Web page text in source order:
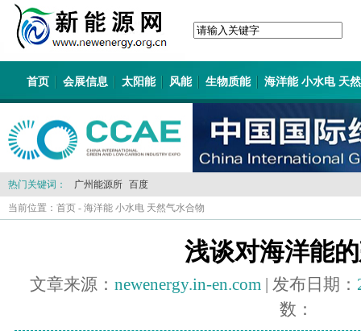
首页 会展信息 太阳能 风能 生物质能 海洋能 小水电 天
热门关键词： 广州能源所 百度
当前位置： 首页 - 海洋能 小水电 天然气水合物
浅谈对海洋能
文章来源： newenergy.in-en.com | 发布日期：
数：